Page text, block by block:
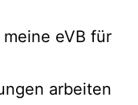
eVB für
arbeiten